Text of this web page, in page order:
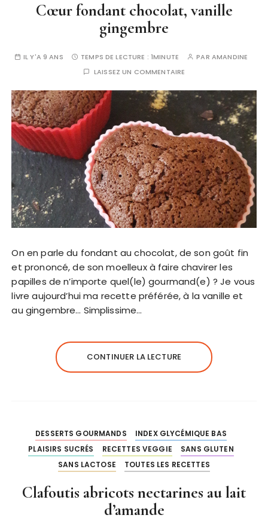
Cœur fondant chocolat, vanille
gingembre
IL Y'A 9 ANS TEMPS DE LECTURE : 1MINUTE PAR AMANDINE
LAISSEZ UN COMMENTAIRE
On en parle du fondant au chocolat, de son goût fin
et prononcé, de son moelleux à faire chavirer les
papilles de n’importe quel(le) gourmand(e) ? Je vous
livre aujourd’hui ma recette préférée, à la vanille et
au gingembre… Simplissime…
CONTINUER LA LECTURE
DESSERTS GOURMANDS
INDEX GLYCÉMIQUE BAS
PLAISIRS SUCRÉS
RECETTES VEGGIE
SANS GLUTEN
SANS LACTOSE
TOUTES LES RECETTES
Clafoutis abricots nectarines au lait
d’amande